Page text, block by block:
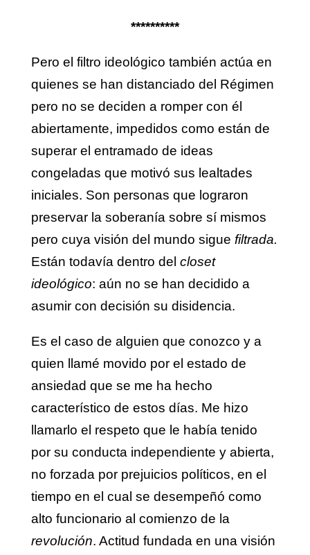
**********
Pero el filtro ideológico también actúa en
quienes se han distanciado del Régimen
pero no se deciden a romper con él
abiertamente, impedidos como están de
superar el entramado de ideas
congeladas que motivó sus lealtades
iniciales. Son personas que lograron
preservar la soberanía sobre sí mismos
pero cuya visión del mundo sigue filtrada.
Están todavía dentro del closet
ideológico: aún no se han decidido a
asumir con decisión su disidencia.
Es el caso de alguien que conozco y a
quien llamé movido por el estado de
ansiedad que se me ha hecho
característico de estos días. Me hizo
llamarlo el respeto que le había tenido
por su conducta independiente y abierta,
no forzada por prejuicios políticos, en el
tiempo en el cual se desempeñó como
alto funcionario al comienzo de la
revolución. Actitud fundada en una visión